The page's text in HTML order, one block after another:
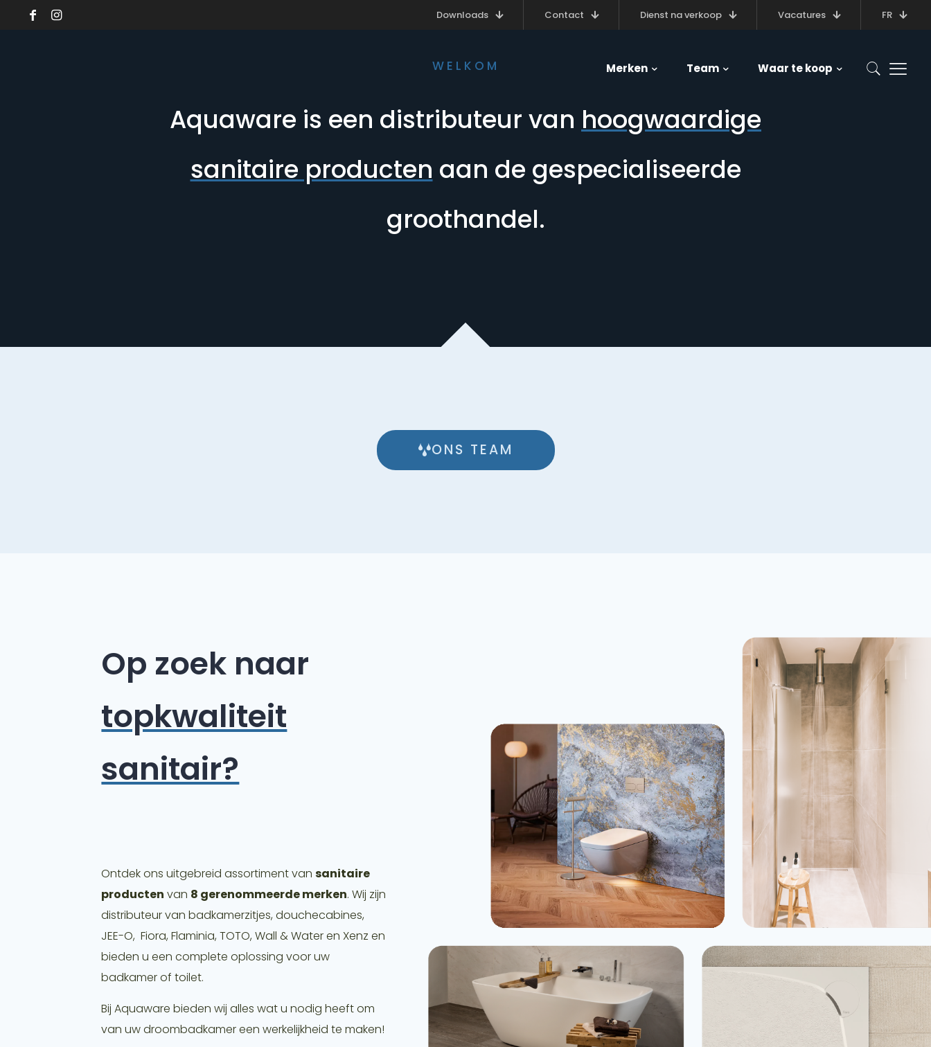
Downloads Contact Dienst na verkoop Vacatures FR
Merken Team Waar te koop
WELKOM
Aquaware is een distributeur van hoogwaardige
sanitaire producten aan de gespecialiseerde
groothandel.
ONS TEAM
Op zoek naar
topkwaliteit
sanitair?
Ontdek ons uitgebreid assortiment vansanitaire
producten van 8 gerenommeerde merken. Wij zijn
distributeur van badkamerzitjes, douchecabines,
JEE-O, Fiora,Flaminia,TOTO, Wall & Water en Xenz en
bieden u een complete oplossing voor uw
badkamer of toilet.
Bij Aquaware bieden wij alles wat u nodig heeft om
van uw droombadkamer een werkelijkheid te maken!